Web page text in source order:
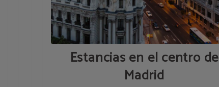
Estancias en el centro de
Madrid